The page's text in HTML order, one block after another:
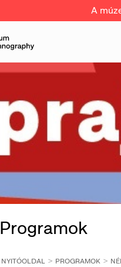
A
Programok
NYITÓOLDAL PROGRAMOK